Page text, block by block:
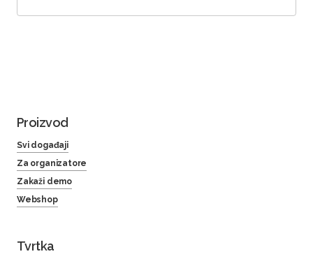
Proizvod
Svi događaji
Za organizatore
Zakaži demo
Webshop
Tvrtka